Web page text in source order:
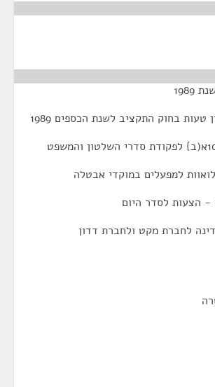
בחוק התקציב לשנת הכספים 1989
למפעלים במוקדי אבטלה
הצעות לסדר היום
לחברת מקט ולחברת דדון